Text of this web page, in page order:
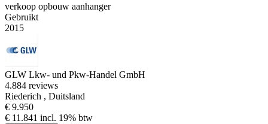
verkoop opbouw aanhanger
Gebruikt
2015
GLW Lkw- und Pkw-Handel GmbH
4.884 reviews
Riederich , Duitsland
€ 9.950
€ 11.841 incl. 19% btw